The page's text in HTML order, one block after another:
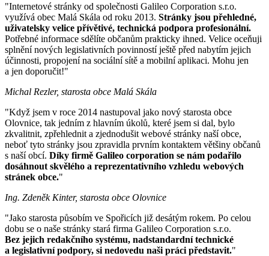
"Internetové stránky od společnosti Galileo Corporation s.r.o.
využívá obec Malá Skála od roku 2013. Stránky jsou přehledné,
uživatelsky velice přívětivé, technická podpora profesionální.
Potřebné informace sdělíte občanům prakticky ihned. Velice oceňuji
splnění nových legislativních povinností ještě před nabytím jejich
účinnosti, propojení na sociální sítě a mobilní aplikaci. Mohu jen
a jen doporučit!"
Michal Rezler, starosta obce Malá Skála
"Když jsem v roce 2014 nastupoval jako nový starosta obce
Olovnice, tak jedním z hlavním úkolů, které jsem si dal, bylo
zkvalitnit, zpřehlednit a zjednodušit webové stránky naší obce,
neboť tyto stránky jsou zpravidla prvním kontaktem většiny občanů
s naší obcí. Díky firmě Galileo corporation se nám podařilo
dosáhnout skvělého a reprezentativního vzhledu webových
stránek obce."
Ing. Zdeněk Kinter, starosta obce Olovnice
"Jako starosta působím ve Spořicích již desátým rokem. Po celou
dobu se o naše stránky stará firma Galileo Corporation s.r.o.
Bez jejich redakčního systému, nadstandardní technické
a legislativní podpory, si nedovedu naši práci představit."